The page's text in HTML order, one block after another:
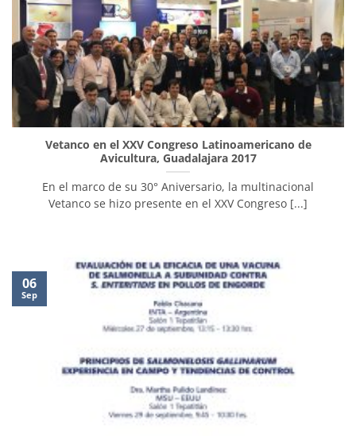
Vetanco en el XXV Congreso Latinoamericano de
Avicultura, Guadalajara 2017
En el marco de su 30° Aniversario, la multinacional
Vetanco se hizo presente en el XXV Congreso [...]
06
Sep